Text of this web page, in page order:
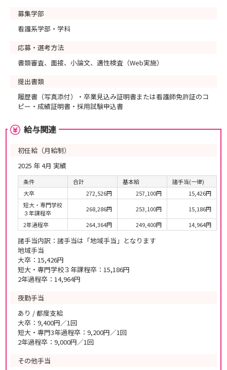
募集学部
看護系学部・学科
応募・選考方法
書類審査、面接、小論文、適性検査（Web実施）
提出書類
履歴書（写真添付）・卒業見込み証明書または看護師免許証のコ
ピー・成績証明書・採用試験申込書
給与関連
初任給（月給制）
2025 年 4月 実績
条件 合計 基本給
諸手当(一律)
大卒
272,526円 257,100円
15,426円
短大・専門学校
３年課程卒
268,286円 253,100円
15,186円
2年過程卒
264,364円 249,400円 14,964円
諸手当内訳：諸手当は「地域手当」となります
地域手当
大卒：15,426円
短大・専門学校３年課程卒：15,186円
2年過程卒：14,964円
夜勤手当
あり / 都度支給
大卒：9,400円／1回
短大・専門3年過程卒：9,200円／1回
2年過程卒：9,000円／1回
その他手当